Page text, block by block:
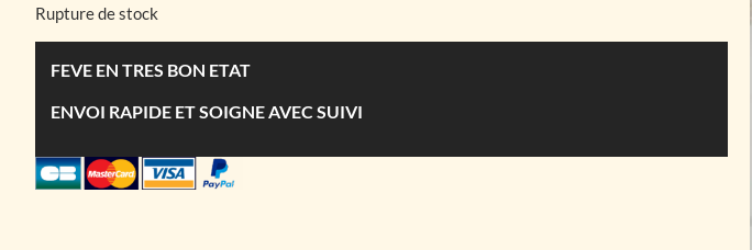
Rupture de stock
FEVE EN TRES BON ETAT
ENVOI RAPIDE ET SOIGNE AVEC SUIVI